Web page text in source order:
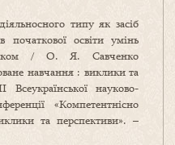
типу як засіб
початкової освіти умінь
/ О. Я. Савченко
навчання : виклики та
науково-
«Компетентнісно
та перспективи». –